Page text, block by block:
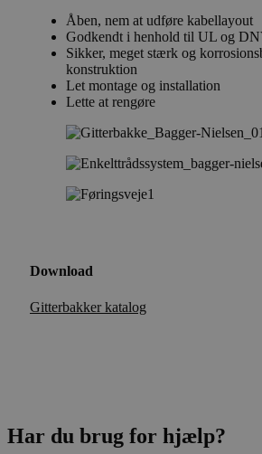
Åben, nem at udføre kabellayout
Godkendt i henhold til UL og
Sikker, meget stærk og
konstruktion
Let montage og installation
Lette at rengøre
Download
Gitterbakker katalog
Har du brug for hjælp?